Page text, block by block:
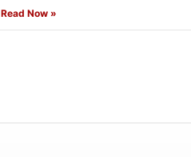
Read Now »